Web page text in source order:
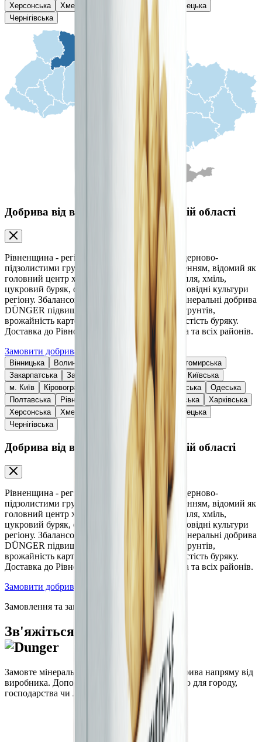
Херсонська
Хмельницька Черкаська
Чернівецька
Чернігівська
Добрива від виробника у Рівненській області
Рівненщина - регіон Українського Полісся з дерново-
підзолистими грунтами та достатнім зволоженням, відомий як
головний центр хмелярства в Україні. Картопля, хміль,
цукровий буряк, озима пшениця та ріпак - провідні культури
регіону. Збалансовані мінеральні та органо-мінеральні добрива
DÜNGER підвищують родючість поліських грунтів,
врожайність картоплі, якість хмелю та цукристість буряку.
Доставка до Рівного, Дубна, Острога, Вараша та всіх районів.
Замовити добрива
Вінницька Волинська Дніпропетровська
Житомирська
Закарпатська
Запорізька Івано-Франківська
Київська
м. Київ
Кіровоградська Львівська Миколаївська
Одеська
Полтавська
Рівненська Сумська Тернопільська
Харківська
Херсонська
Хмельницька Черкаська
Чернівецька
Чернігівська
Добрива від виробника у Рівненській області
Рівненщина - регіон Українського Полісся з дерново-
підзолистими грунтами та достатнім зволоженням, відомий як
головний центр хмелярства в Україні. Картопля, хміль,
цукровий буряк, озима пшениця та ріпак - провідні культури
регіону. Збалансовані мінеральні та органо-мінеральні добрива
DÜNGER підвищують родючість поліських грунтів,
врожайність картоплі, якість хмелю та цукристість буряку.
Доставка до Рівного, Дубна, Острога, Вараша та всіх районів.
Замовити добрива
Замовлення та запити
Зв'яжіться з нами
Замовте мінеральні та органо-мінеральні добрива напряму від
виробника. Допоможемо підібрати продукцію для городу,
господарства чи ландшафту.